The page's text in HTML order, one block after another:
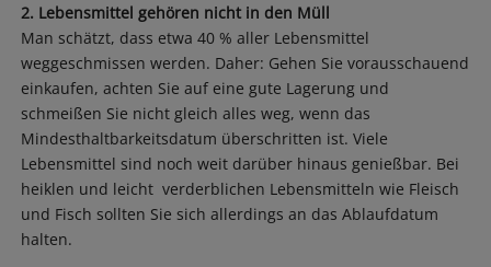
2. Lebensmittel gehören nicht in den Müll
Man schätzt, dass etwa 40 % aller Lebensmittel
weggeschmissen werden. Daher: Gehen Sie vorausschauend
einkaufen, achten Sie auf eine gute Lagerung und
schmeißen Sie nicht gleich alles weg, wenn das
Mindesthaltbarkeitsdatum überschritten ist. Viele
Lebensmittel sind noch weit darüber hinaus genießbar. Bei
heiklen und leicht verderblichen Lebensmitteln wie Fleisch
und Fisch sollten Sie sich allerdings an das Ablaufdatum
halten.